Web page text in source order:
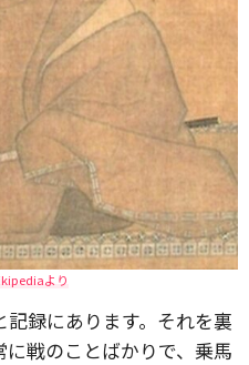
より
記録にあります。それを裏
戦のことばかりで、乗馬